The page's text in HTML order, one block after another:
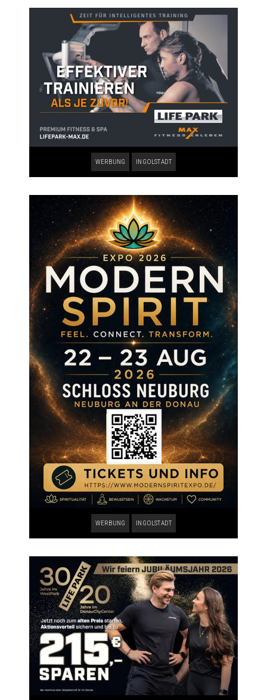
WERBUNG INGOLSTADT
WERBUNG INGOLSTADT